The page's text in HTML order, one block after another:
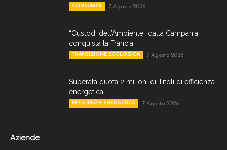
CONSUMER 7 Agosto 2026
“Custodi dell’Ambiente” dalla Campania
conquista la Francia
TRANSIZIONE ECOLOGICA 7 Agosto 2026
Superata quota 2 milioni di Titoli di efficienza
energetica
EFFICIENZA ENERGETICA 7 Agosto 2026
Aziende